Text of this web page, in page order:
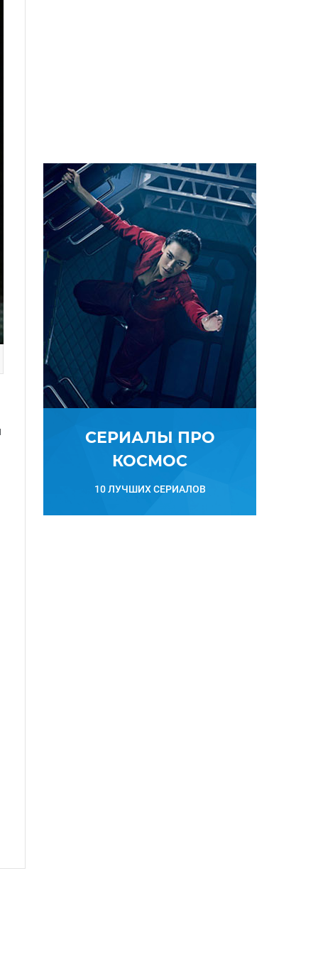
СЕРИАЛЫ ПРО
КОСМОС
10 ЛУЧШИХ СЕРИАЛОВ